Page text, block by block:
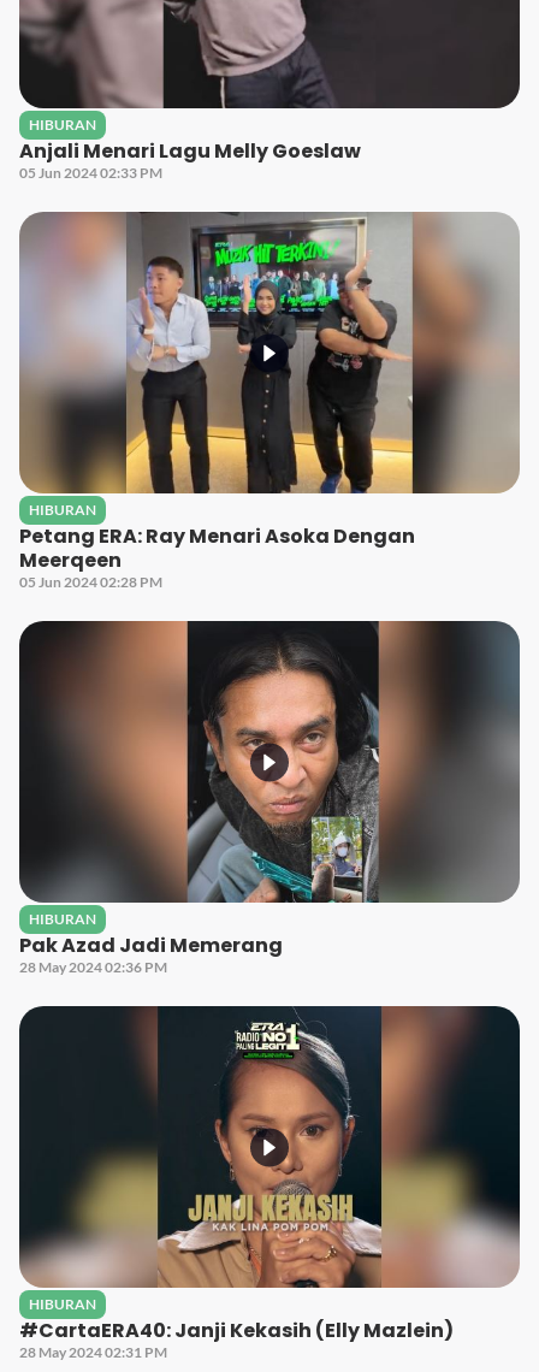
HIBURAN
Anjali Menari Lagu Melly Goeslaw
05 Jun 2024 02:33 PM
HIBURAN
Petang ERA: Ray Menari Asoka Dengan
Meerqeen
05 Jun 2024 02:28 PM
HIBURAN
Pak Azad Jadi Memerang
28 May 2024 02:36 PM
HIBURAN
#CartaERA40: Janji Kekasih (Elly Mazlein)
28 May 2024 02:31 PM